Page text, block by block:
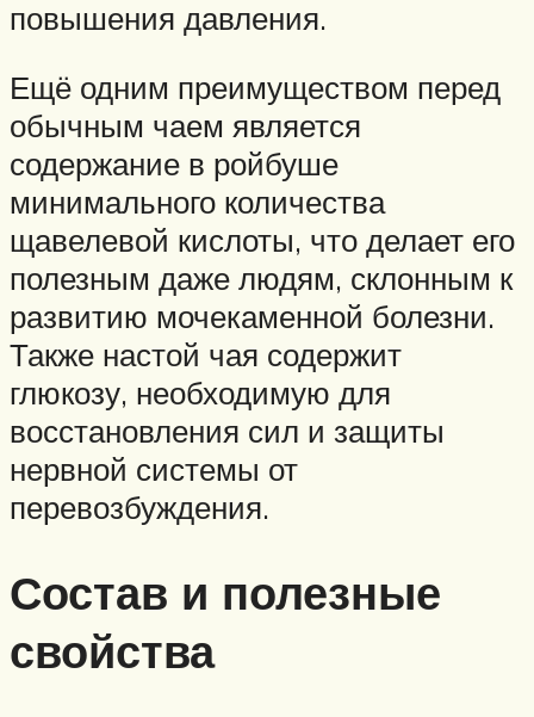
повышения давления.
Ещё одним преимуществом перед
обычным чаем является
содержание в ройбуше
минимального количества
щавелевой кислоты, что делает его
полезным даже людям, склонным к
развитию мочекаменной болезни.
Также настой чая содержит
глюкозу, необходимую для
восстановления сил и защиты
нервной системы от
перевозбуждения.
Состав и полезные
свойства